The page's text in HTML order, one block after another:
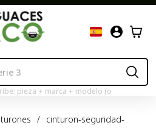
pieza + marca + modelo (o
/ cinturon-seguridad-